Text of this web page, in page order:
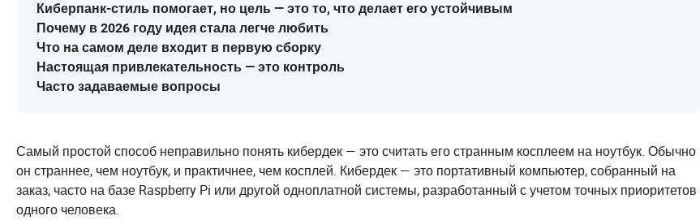
Киберпанк-стиль помогает, но цель — это то, что делает его устойчивым
Почему в 2026 году идея стала легче любить
Что на самом деле входит в первую сборку
Настоящая привлекательность — это контроль
Часто задаваемые вопросы
Самый простой способ неправильно понять кибердек — это считать его странным косплеем на ноутбук. Обычно
он страннее, чем ноутбук, и практичнее, чем косплей. Кибердек — это портативный компьютер, собранный на
заказ, часто на базе Raspberry Pi или другой одноплатной системы, разработанный с учетом точных приоритетов
одного человека.